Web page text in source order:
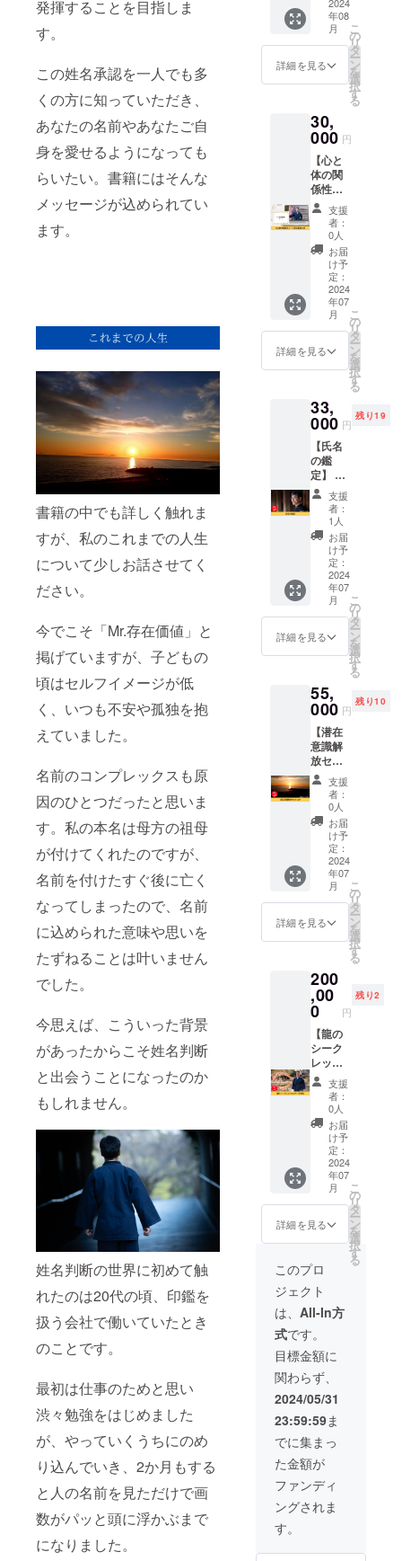
発揮することを目指しま
す。
この姓名承認を一人でも多
くの方に知っていただき、
あなたの名前やあなたご自
身を愛せるようになっても
らいたい。書籍にはそんな
メッセージが込められてい
ます。
書籍の中でも詳しく触れま
すが、私のこれまでの人生
について少しお話させてく
ださい。
今でこそ「Mr.存在価値」と
掲げていますが、子どもの
頃はセルフイメージが低
く、いつも不安や孤独を抱
えていました。
名前のコンプレックスも原
因のひとつだったと思いま
す。私の本名は母方の祖母
が付けてくれたのですが、
名前を付けたすぐ後に亡く
なってしまったので、名前
に込められた意味や思いを
たずねることは叶いません
でした。
今思えば、こういった背景
があったからこそ姓名判断
と出会うことになったのか
もしれません。
姓名判断の世界に初めて触
れたのは20代の頃、印鑑を
扱う会社で働いていたとき
のことです。
最初は仕事のためと思い
渋々勉強をはじめました
が、やっていくうちにのめ
り込んでいき、2か月もする
と人の名前を見ただけで画
数がパッと頭に浮かぶまで
になりました。
当日参
加され
なくて
はでき
ませ
なるか
らで
す。 ※
命名に
ついて
させて
いただ
きま
す。
で、夏
休み最
後の
日。皆
さん主
どころ
じゃな
い！」
という
孤独な
日でし
た。
よって8
月31日
を、
「自己
承認の
日」と
定めま
した。
祝日で
も何で
記念日
です。
こだ
わって
いるポ
イント
で、
「自ら
決めた
ことを
信じる
生き
方」を
奨励し
ていま
し最悪
だと考
ら、自
ら記念
日と定
めるこ
とで
「自ら
決めた
ことを
信じ
る」こ
とにな
り得ま
す。 ※
命名の
詳細は
で打合
せさせ
す。
スポン
サーに
なれる
権利で
す。 書
籍にあ
なたの
お名前
とHPの
リンク
を企業
スポン
サーと
して掲
載いた
しま
す。 ※
掲載内
容は
メール
にて調
整させ
ていた
だきま
販売ま
たは企
業イ
メージ
が相違
する場
合等、
お断り
させて
いただ
く場合
があり
ます。
お断り
させて
いただ
た場合
ただき
ます。
※書籍出
版され
る限り
掲載い
たしま
す。
年08
月
詳細を見る
こ
の
リ
タ
ー
ン
を
選
択
す
る
30,
000 円
【心と
体の関
係性
シート
解説動
画付
き】 心
と体の
関係性
シート
をメー
ルにて
お送り
させて
いただ
きま
名判断
を20万
人超と
向き
合って
きた経
験があ
る龍 庵
（りゅ
う あん
しん）
が膨大
な時間
をかけ
て見つ
けた心
ての図
解シー
トをお
送りさ
せてい
ただき
ます。
解説動
画を見
ながら
図解
シート
を確認
してい
ただけ
れば、
心と体
まると
思いま
す。 ※
解説動
画も
メール
にてお
送りさ
せてい
ただき
ます。
※動画の
収録時
間は約6
時間で
す。
支援
者：
0人
お届
け予
定：
2024
年07
月
詳細を見る
こ
の
リ
タ
ー
ン
を
選
択
す
る
33,
000 円
残り19
【氏名
の鑑
定】 姓
名判断
を20万
人超と
向き
合って
きた経
験があ
る龍 庵
（りゅ
う あん
しん）
のオン
氏名鑑
定を受
けるこ
とがで
きる権
利で
す。 オ
ンライ
ンにて
鑑定
後、
メール
にて結
果をお
送りさ
せてい
ただき
※鑑定時
間で
す。 ※
日程は
メール
にて調
整させ
ていた
だきま
す。 ※
オンラ
インの
参加方
法は
メール
にてお
送りさ
せてい
ただき
※こちら
の権利
の有効
期限は
2024年
7月から
1年間で
す。 ※
効能は
確約す
るもの
ではあ
りませ
ん。
支援
者：
1人
お届
け予
定：
2024
年07
月
詳細を見る
こ
の
リ
タ
ー
ン
を
選
択
す
る
55,
000 円
残り10
【潜在
意識解
放セッ
ショ
ン】 姓
名判断
を20万
人超と
向き
合って
きた経
験があ
る龍 庵
真
（りゅ
う あん
の潜在
意識解
放セッ
ション
を受け
ること
ができ
る権利
です。
※鑑定時
間は2時
間で
す。 ※
日程は
メール
にて調
整させ
ていた
だきま
す。 ※
オンラ
インの
参加方
法は
メール
にてお
送りさ
せてい
ただき
ます。
※こちら
の権利
の有効
期限は
2024年
7月から
1年間で
す。
支援
者：
0人
お届
け予
定：
2024
年07
月
詳細を見る
こ
の
リ
タ
ー
ン
を
選
択
す
る
200
,00
0 円
残り2
【龍の
シーク
レット
セミ
ナー開
催権】
姓名判
断を20
万人超
と向き
合って
きた経
験があ
る龍 庵
真
（りゅ
う あん
しん）
のシー
クレッ
トセミ
ナーを
開催で
きる権
利で
す。 ご
自身の
セミ
ナーと
コラボ
開催す
ること
も可能
です。
する場
支援
者：
0人
お届
け予
定：
2024
年07
月
詳細を見る
こ
の
リ
タ
ー
ン
を
選
択
す
る
このプロ
ジェクト
は、 All-In方
式です。
目標金額に
関わらず、
2024/05/31
23:59:59ま
でに集まっ
た金額が
ファンディ
ングされま
す。